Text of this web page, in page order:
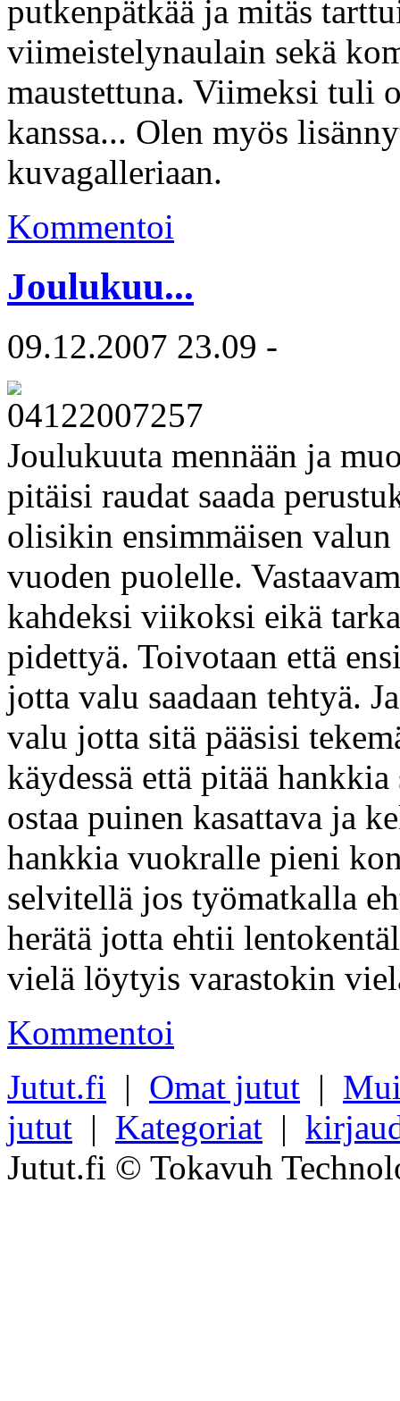
putkenpätkää ja mitäs
viimeistelynaulain sekä
maustettuna. Viimeksi tuli
kanssa... Olen myös
kuvagalleriaan.
Kommentoi
Joulukuu...
09.12.2007 23.09 -
Joulukuuta mennään ja
pitäisi raudat saada
olisikin ensimmäisen
vuoden puolelle.
kahdeksi viikoksi eikä
pidettyä. Toivotaan että
jotta valu saadaan tehtyä.
valu jotta sitä pääsisi
käydessä että pitää
ostaa puinen kasattava ja
hankkia vuokralle pieni
selvitellä jos työmatkalla
herätä jotta ehtii
vielä löytyis varastokin
Kommentoi
Jutut.fi | Omat jutut |
jutut | Kategoriat |
Jutut.fi © Tokavuh